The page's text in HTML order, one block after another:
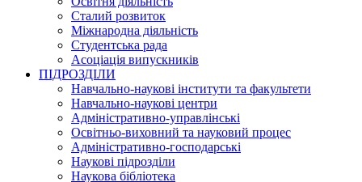
Сталий розвиток
Міжнародна діяльність
Студентська рада
Асоціація випускників
ПІДРОЗДІЛИ
Навчально-наукові інститути та факультети
Навчально-наукові центри
Адміністративно-управлінські
Освітньо-виховний та науковий процес
Адміністративно-господарські
Наукові підрозділи
Наукова бібліотека